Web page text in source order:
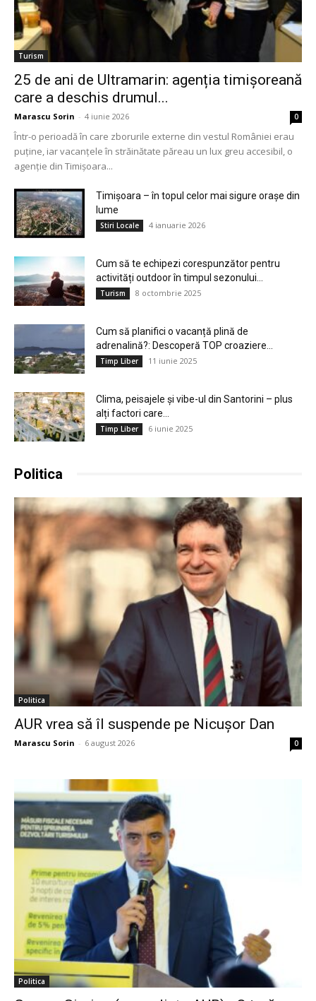
Turism
25 de ani de Ultramarin: agenția timișoreană
care a deschis drumul...
Marascu Sorin - 4 iunie 2026 0
Într-o perioadă în care zborurile externe din vestul României erau
puține, iar vacanțele în străinătate păreau un lux greu accesibil, o
agenție din Timișoara...
Timișoara – în topul celor mai sigure orașe din
lume
Stiri Locale 4 ianuarie 2026
Cum să te echipezi corespunzător pentru
activități outdoor în timpul sezonului...
Turism 8 octombrie 2025
Cum să planifici o vacanță plină de
adrenalină?: Descoperă TOP croaziere...
Timp Liber 11 iunie 2025
Clima, peisajele și vibe-ul din Santorini – plus
alți factori care...
Timp Liber 6 iunie 2025
Politica
Politica
AUR vrea să îl suspende pe Nicușor Dan
Marascu Sorin - 6 august 2026 0
Politica